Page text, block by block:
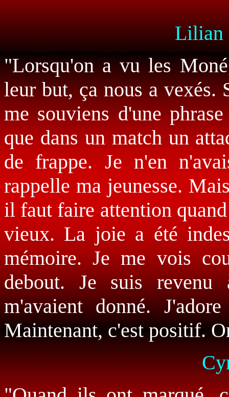
Lilian
"Lorsqu'on a vu les
leur but, ça nous a vexés.
me souviens d'une
que dans un match un
de frappe. Je n'en
rappelle ma jeunesse.
il faut faire attention
vieux. La joie a été
mémoire. Je me vois
debout. Je suis
m'avaient donné.
Maintenant, c'est positif.